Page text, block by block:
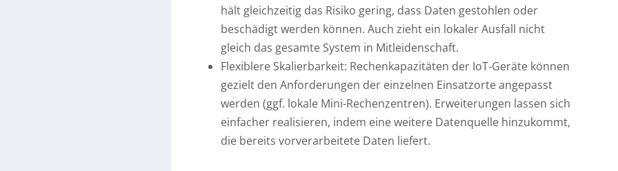
hält gleichzeitig das Risiko gering, dass Daten gestohlen oder
beschädigt werden können. Auch zieht ein lokaler Ausfall nicht
gleich das gesamte System in Mitleidenschaft.
Flexiblere Skalierbarkeit: Rechenkapazitäten der IoT-Geräte können
gezielt den Anforderungen der einzelnen Einsatzorte angepasst
werden (ggf. lokale Mini-Rechenzentren). Erweiterungen lassen sich
einfacher realisieren, indem eine weitere Datenquelle hinzukommt,
die bereits vorverarbeitete Daten liefert.